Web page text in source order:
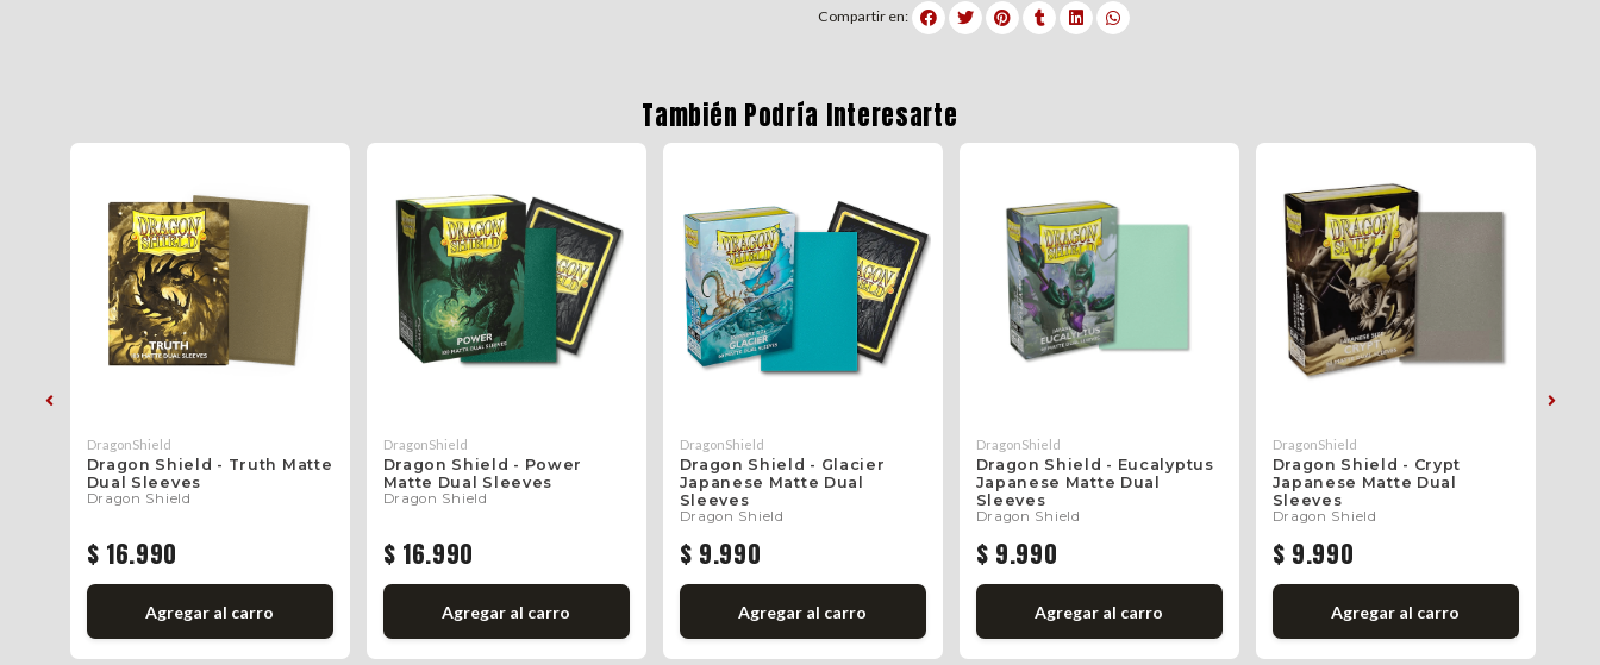
Compartir en:
También Podría Interesarte
DragonShield
Dragon Shield - Truth Matte
Dual Sleeves
Dragon Shield
$ 16.990
Agregar al carro
DragonShield
Dragon Shield - Power
Matte Dual Sleeves
Dragon Shield
$ 16.990
Agregar al carro
DragonShield
Dragon Shield - Glacier
Japanese Matte Dual
Sleeves
Dragon Shield
$ 9.990
Agregar al carro
DragonShield
Dragon Shield - Eucalyptus
Japanese Matte Dual
Sleeves
Dragon Shield
$ 9.990
Agregar al carro
DragonShield
Dragon Shield - Crypt
Japanese Matte Dual
Sleeves
Dragon Shield
$ 9.990
Agregar al carro